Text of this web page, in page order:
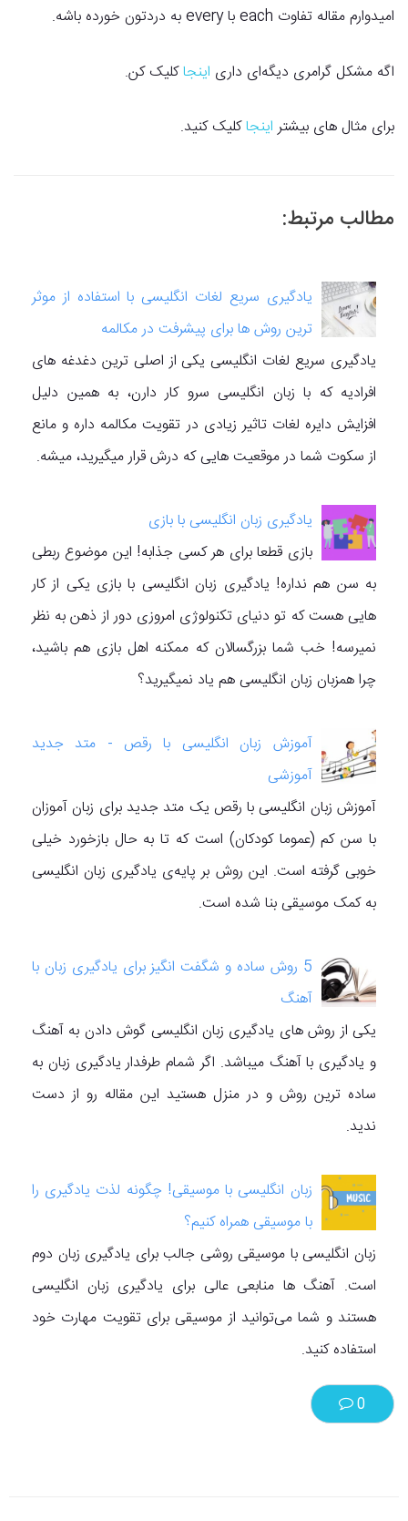
امیدوارم مقاله تفاوت each با every به دردتون خورده باشه.
اگه مشکل گرامری دیگه‌ای داری اینجاکلیک کن.
برای مثال های بیشتراینجاکلیک کنید.
مطالب مرتبط:
یادگیری سریع لغات انگلیسی با استفاده از موثر
ترین روش ها برای پیشرفت در مکالمه
یادگیری سریع لغات انگلیسی یکی از اصلی ترین دغدغه های
افرادیه که با زبان انگلیسی سرو کار دارن، به همین دلیل
افزایش دایره لغات تاثیر زیادی در تقویت مکالمه داره و مانع
از سکوت شما در موقعیت هایی که درش قرار میگیرید، میشه.
یادگیری زبان انگلیسی با بازی
بازی قطعا برای هر کسی جذابه! این موضوع ربطی
به سن هم نداره! یادگیری زبان انگلیسی با بازی یکی از کار
هایی هست که تو دنیای تکنولوژی امروزی دور از ذهن به نظر
نمیرسه! خب شما بزرگسالان که ممکنه اهل بازی هم باشید،
چرا همزبان زبان انگلیسی هم یاد نمیگیرید؟
آموزش زبان انگلیسی با رقص - متد جدید
آموزشی
آموزش زبان انگلیسی با رقص یک متد جدید برای زبان آموزان
با سن کم (عموما کودکان) است که تا به حال بازخورد خیلی
خوبی گرفته است. این روش بر پایه‌ی یادگیری زبان انگلیسی
به کمک موسیقی بنا شده است.
5 روش ساده و شگفت انگیز برای یادگیری زبان با
آهنگ
یکی از روش های یادگیری زبان انگلیسی گوش دادن به آهنگ
و یادگیری با آهنگ میباشد. اگر شمام طرفدار یادگیری زبان به
ساده ترین روش و در منزل هستید این مقاله رو از دست
ندید.
زبان انگلیسی با موسیقی! چگونه لذت یادگیری را
با موسیقی همراه کنیم؟
زبان انگلیسی با موسیقی روشی جالب برای یادگیری زبان دوم
است. آهنگ ها منابعی عالی برای یادگیری زبان انگلیسی
هستند و شما می‌توانید از موسیقی برای تقویت مهارت خود
استفاده کنید.
0